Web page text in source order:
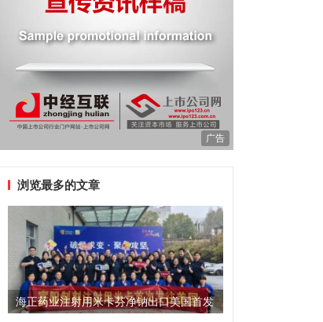
广告
浏览最多的文章
海正药业注射用米卡芬净钠出口美国首发